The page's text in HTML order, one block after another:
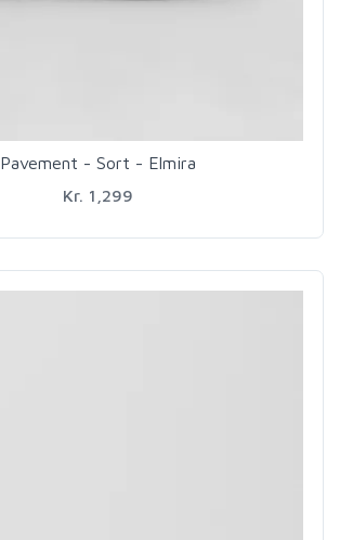
Pavement - Sort - Elmira
Kr. 1,299